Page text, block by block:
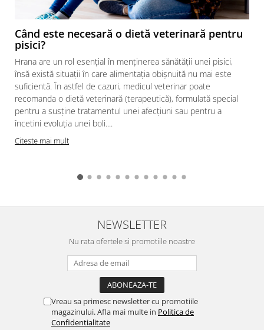
Când este necesară o dietă veterinară pentru
pisici?
Hrana are un rol esențial în menținerea sănătății unei pisici,
însă există situații în care alimentația obișnuită nu mai este
suficientă. În astfel de cazuri, medicul veterinar poate
recomanda o dietă veterinară (terapeutică), formulată special
pentru a susține tratamentul unei afecțiuni sau pentru a
încetini evoluția unei boli....
Citeste mai mult
NEWSLETTER
Nu rata ofertele si promotiile noastre
Vreau sa primesc newsletter cu promotiile
magazinului. Afla mai multe in Politica de
Confidentialitate